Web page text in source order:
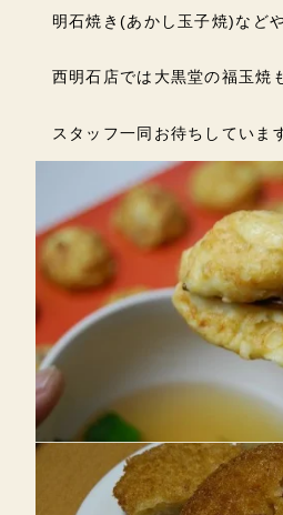
明石焼き(あかし玉子焼)など
西明石店では大黒堂の福玉焼
スタッフ一同お待ちしてい